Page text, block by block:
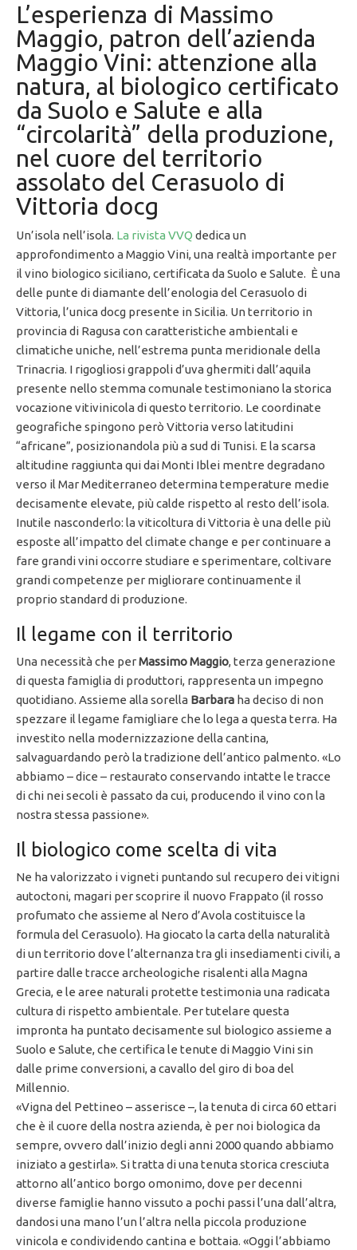
L’esperienza di Massimo
Maggio, patron dell’azienda
Maggio Vini: attenzione alla
natura, al biologico certificato
da Suolo e Salute e alla
“circolarità” della produzione,
nel cuore del territorio
assolato del Cerasuolo di
Vittoria docg
Un’isola nell’isola. La rivista VVQ dedica un
approfondimento a Maggio Vini, una realtà importante per
il vino biologico siciliano, certificata da Suolo e Salute. È una
delle punte di diamante dell’enologia del Cerasuolo di
Vittoria, l’unica docg presente in Sicilia. Un territorio in
provincia di Ragusa con caratteristiche ambientali e
climatiche uniche, nell’estrema punta meridionale della
Trinacria. I rigogliosi grappoli d’uva ghermiti dall’aquila
presente nello stemma comunale testimoniano la storica
vocazione vitivinicola di questo territorio. Le coordinate
geografiche spingono però Vittoria verso latitudini
“africane”, posizionandola più a sud di Tunisi. E la scarsa
altitudine raggiunta qui dai Monti Iblei mentre degradano
verso il Mar Mediterraneo determina temperature medie
decisamente elevate, più calde rispetto al resto dell’isola.
Inutile nasconderlo: la viticoltura di Vittoria è una delle più
esposte all’impatto del climate change e per continuare a
fare grandi vini occorre studiare e sperimentare, coltivare
grandi competenze per migliorare continuamente il
proprio standard di produzione.
Il legame con il territorio
Una necessità che perMassimo Maggio, terza generazione
di questa famiglia di produttori, rappresenta un impegno
quotidiano. Assieme alla sorella Barbara ha deciso di non
spezzare il legame famigliare che lo lega a questa terra. Ha
investito nella modernizzazione della cantina,
salvaguardando però la tradizione dell’antico palmento. «Lo
abbiamo – dice – restaurato conservando intatte le tracce
di chi nei secoli è passato da cui, producendo il vino con la
nostra stessa passione».
Il biologico come scelta di vita
Ne ha valorizzato i vigneti puntando sul recupero dei vitigni
autoctoni, magari per scoprire il nuovo Frappato (il rosso
profumato che assieme al Nero d’Avola costituisce la
formula del Cerasuolo). Ha giocato la carta della naturalità
di un territorio dove l’alternanza tra gli insediamenti civili, a
partire dalle tracce archeologiche risalenti alla Magna
Grecia, e le aree naturali protette testimonia una radicata
cultura di rispetto ambientale. Per tutelare questa
impronta ha puntato decisamente sul biologico assieme a
Suolo e Salute, che certifica le tenute di Maggio Vini sin
dalle prime conversioni, a cavallo del giro di boa del
Millennio.
«Vigna del Pettineo – asserisce –, la tenuta di circa 60 ettari
che è il cuore della nostra azienda, è per noi biologica da
sempre, ovvero dall’inizio degli anni 2000 quando abbiamo
iniziato a gestirla». Si tratta di una tenuta storica cresciuta
attorno all’antico borgo omonimo, dove per decenni
diverse famiglie hanno vissuto a pochi passi l’una dall’altra,
dandosi una mano l’un l’altra nella piccola produzione
vinicola e condividendo cantina e bottaia. «Oggi l’abbiamo